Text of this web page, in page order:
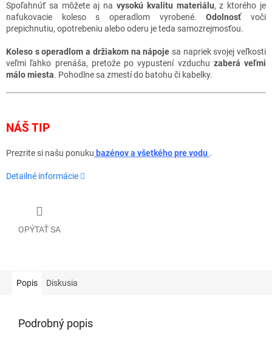
Spoľahnúť sa môžete aj na vysokú kvalitu materiálu, z ktorého je
nafukovacie koleso s operadlom vyrobené.Odolnosťvoči
prepichnutiu, opotrebeniu alebo oderu je teda samozrejmosťou.
Koleso s operadlom a držiakom na nápoje sa napriek svojej veľkosti
veľmi ľahko prenáša, pretože po vypustení vzduchu zaberá veľmi
málo miesta. Pohodlne sa zmestí do batohu či kabelky.
NÁŠ TIP
Prezrite si našu ponuku bazénov a všetkého pre vodu .
Detailné informácie
OPÝTAŤ SA
Popis Diskusia
Podrobný popis